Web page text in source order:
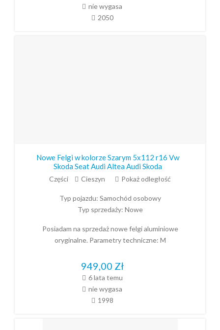
nie wygasa
2050
Nowe Felgi w kolorze Szarym 5x112 r16 Vw
Skoda Seat Audi Altea Audi Skoda
Części Cieszyn Pokaż odległość
Typ pojazdu: Samochód osobowy
Typ sprzedaży: Nowe
Posiadam na sprzedaż nowe felgi aluminiowe
oryginalne. Parametry techniczne: M
949,00 Zł
6 lata temu
nie wygasa
1998